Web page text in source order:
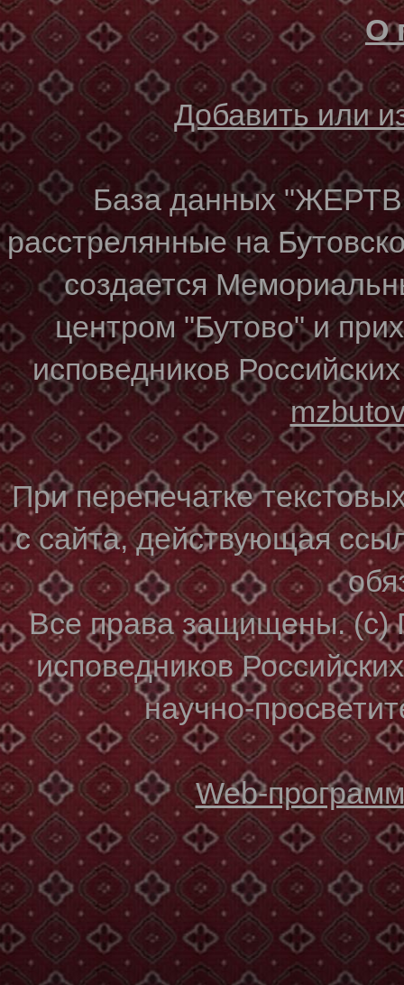
О
Добавить или
База данных
расстрелянные на
создается
центром "Бутово" и
исповедников
При перепечатке
с сайта, действующая
Все права защищены. (с)
исповедников
научно-
Web-